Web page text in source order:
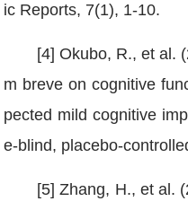
ic Reports, 7(1), 1-10.
[4] Okubo, R., et al.
m breve on cognitive
pected mild cognitive
e-blind, placebo-
[5] Zhang, H., et al.